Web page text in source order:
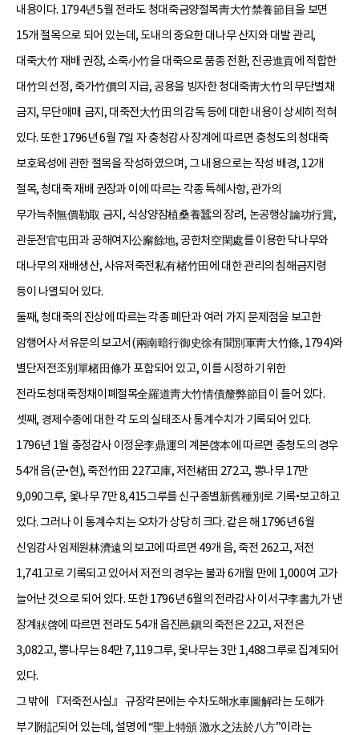
내용이다. 1794년 5월 전라도 청대죽금양절목靑大竹禁養節目을 보면
15개 절목으로 되어 있는데, 도내의 중요한 대나무 산지와 대발 관리,
대죽大竹 재배 권장, 소죽小竹을 대죽으로 품종 전환, 진공進貢에 적합한
대竹의 선정, 죽가竹價의 지급, 공용을 빙자한 청대죽靑大竹의 무단벌채
금지, 무단매매 금지, 대죽전大竹田의 감독 등에 대한 내용이 상세히 적혀
있다. 또한 1796년 6월 7일 자 충청감사 장계에 따르면 충청도의 청대죽
보호육성에 관한 절목을 작성하였으며, 그 내용으로는 작성 배경, 12개
절목, 청대죽 재배 권장과 이에 따르는 각종 특혜사항, 관가의
무가늑취無價勒取 금지, 식상양잠植桑養蠶의 장려, 논공행상論功行賞,
관둔전官屯田과 공해여지公廨餘地, 공한처空閑處를 이용한 닥나무와
대나무의 재배생산, 사유저죽전私有楮竹田에 대한 관리의 침해금지령
등이 나열되어 있다.
둘째, 청대죽의 진상에 따르는 각종 폐단과 여러 가지 문제점을 보고한
암행어사 서유문의 보고서(兩南暗行御史徐有聞別軍靑大竹條, 1794)와
별단저전조別單楮田條가 포함되어 있고, 이를 시정하기 위한
전라도청대죽정채이폐절목全羅道靑大竹情債釐弊節目이 들어 있다.
셋째, 경제수종에 대한 각 도의 실태조사 통계수치가 기록되어 있다.
1796년 1월 충정감사 이정운李鼎運의 계본啓本에 따르면 충청도의 경우
54개 읍(군•현), 죽전竹田 227고庫, 저전楮田 272고, 뽕나무 17만
9,090그루, 옻나무 7만 8,415그루를 신구종별新舊種別로 기록•보고하고
있다. 그러나 이 통계수치는 오차가 상당히 크다. 같은 해 1796년 6월
신임감사 임제원林濟遠의 보고에 따르면 49개 읍, 죽전 262고, 저전
1,741고로 기록되고 있어서 저전의 경우는 불과 6개월 만에 1,000여 고가
늘어난 것으로 되어 있다. 또한 1796년 6월의 전라감사 이서구李書九가 낸
장계狀啓에 따르면 전라도 54개 읍진邑鎭의 죽전은 22고, 저전은
3,082고, 뽕나무는 84만 7,119그루, 옻나무는 3만 1,488그루로 집계되어
있다.
그 밖에 『저죽전사실』 규장각본에는 수차도해水車圖解라는 도해가
부기附記되어 있는데, 설명에 “聖上特頒 激水之法於八方”이라는